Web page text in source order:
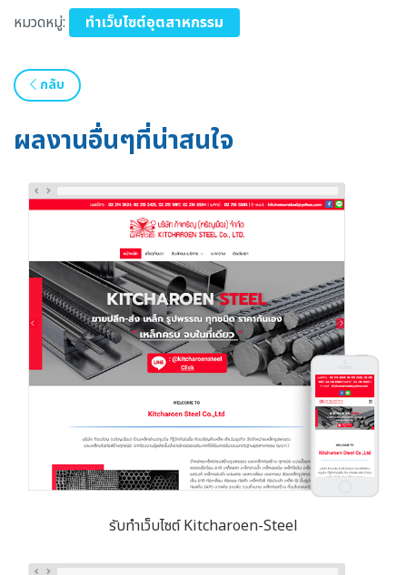
หมวดหมู่: ทำเว็บไซต์อุตสาหกรรม
กลับ
ผลงานอื่นๆที่น่าสนใจ
รับทำเว็บไซต์ Kitcharoen-Steel